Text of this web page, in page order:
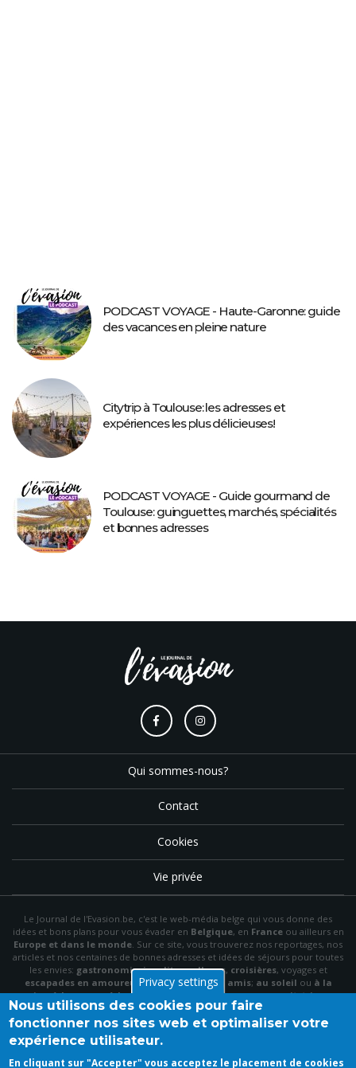
PODCAST VOYAGE - Haute-Garonne: guide
des vacances en pleine nature
Citytrip à Toulouse: les adresses et
expériences les plus délicieuses!
PODCAST VOYAGE - Guide gourmand de
Toulouse: guinguettes, marchés, spécialités
et bonnes adresses
Qui sommes-nous?
Contact
Cookies
Vie privée
Le Journal de l'Evasion.be, c'est le web-média belge qui vous donne des
idées et bons plans pour vous évader en Belgique, en Franceou ailleurs en
Europe et dans le monde. Sur ce site, vous trouverez nos reportages, nos
articles et nos centaines de bonnes adresses et idées de séjours pour toutes
les envies: gastronomie,insolite,wellness, croisières, voyages et
escapades en amoureux ,en famille,entre amis; au soleil ou à la
neige,à la merouà la montagne à la campagneou encitytrip, en
hôtel, en gîteou enchambre d'hôte…
N'hésitez pas à utiliser le menu et la barre de recherche pour trouver le bon
plan idéal parmi nos articles et archives, à "aimer" notre
vous inscrire à notre newsletter mensuelle pour recevoir en primeur nos
Privacy settings
Nous utilisons des cookies pour faire
fonctionner nos sites web et optimaliser votre
expérience utilisateur.
En cliquant sur "Accepter" vous acceptez le placement de cookies